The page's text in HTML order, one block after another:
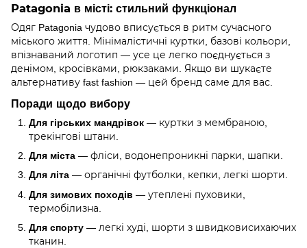
Patagonia в місті: стильний функціонал
Одяг Patagonia чудово вписується в ритм сучасного
міського життя. Мінімалістичні куртки, базові кольори,
впізнаваний логотип — усе це легко поєднується з
денімом, кросівками, рюкзаками. Якщо ви шукаєте
альтернативу fast fashion — цей бренд саме для вас.
Поради щодо вибору
Для гірських мандрівок — куртки з мембраною,
трекінгові штани.
Для міста — фліси, водонепроникні парки, шапки.
Для літа — органічні футболки, кепки, легкі шорти.
Для зимових походів — утеплені пуховики,
термобілизна.
Для спорту — легкі худі, шорти з швидковисихаючих
тканин.